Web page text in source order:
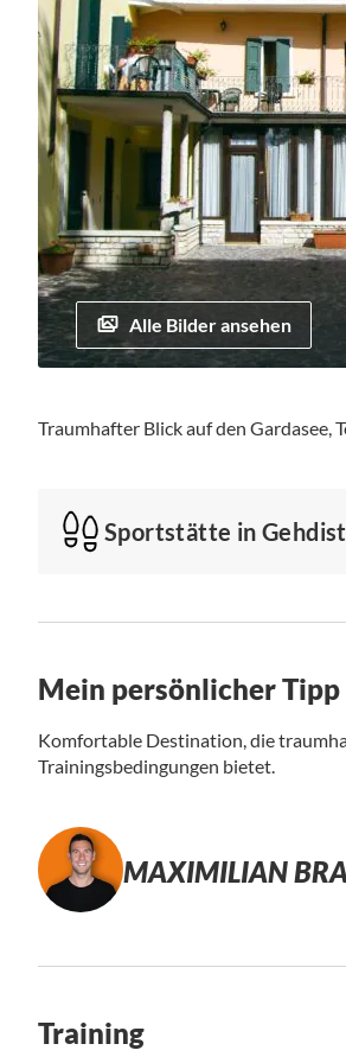
Alle Bilder ansehen
der
Traumhafter Blick auf den Gardasee,
Sportstätte in
Mein persönlicher Tipp
Komfortable Destination, die
Trainingsbedingungen bietet.
MAXIMILIAN
Training